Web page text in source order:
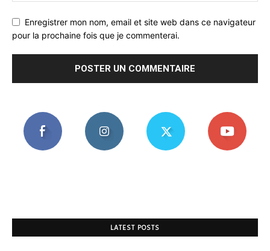
Enregistrer mon nom, email et site web dans ce navigateur
pour la prochaine fois que je commenterai.
LATEST POSTS